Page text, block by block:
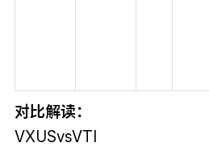
对比解读：
VXUSvsVTI